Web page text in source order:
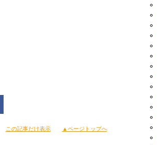
この記事だけ表示 ▲ページトップへ